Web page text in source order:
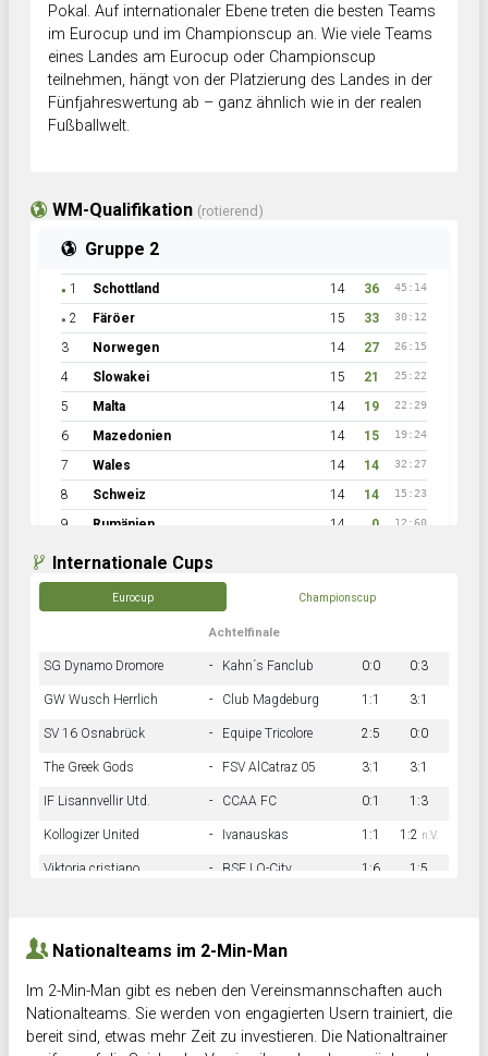
Pokal. Auf internationaler Ebene treten die besten Teams
im Eurocup und im Championscup an. Wie viele Teams
eines Landes am Eurocup oder Championscup
teilnehmen, hängt von der Platzierung des Landes in der
Fünfjahreswertung ab – ganz ähnlich wie in der realen
Fußballwelt.
WM-Qualifikation (rotierend)
Gruppe 2
● 1 Schottland 14 36 45:14
● 2 Färöer 15 33 30:12
3 Norwegen 14 27 26:15
4 Slowakei 15 21 25:22
5 Malta 14 19 22:29
6 Mazedonien 14 15 19:24
7 Wales 14 14 32:27
8 Schweiz 14 14 15:23
9 Rumänien 14 0 12:60
Internationale Cups
Eurocup Championscup
Achtelfinale
SG Dynamo Dromore - Kahn´s Fanclub 0:0 0:3
GW Wusch Herrlich - Club Magdeburg 1:1 3:1
SV 16 Osnabrück - Equipe Tricolore 2:5 0:0
The Greek Gods - FSV AlCatraz 05 3:1 3:1
IF Lisannvellir Utd. - CCAA FC 0:1 1:3
Kollogizer United - Ivanauskas 1:1 1:2 n.V.
Viktoria cristiano - BSF LO-City 1:6 1:5
Nationalteams im 2-Min-Man
Im 2-Min-Man gibt es neben den Vereinsmannschaften auch
Nationalteams. Sie werden von engagierten Usern trainiert, die
bereit sind, etwas mehr Zeit zu investieren. Die Nationaltrainer